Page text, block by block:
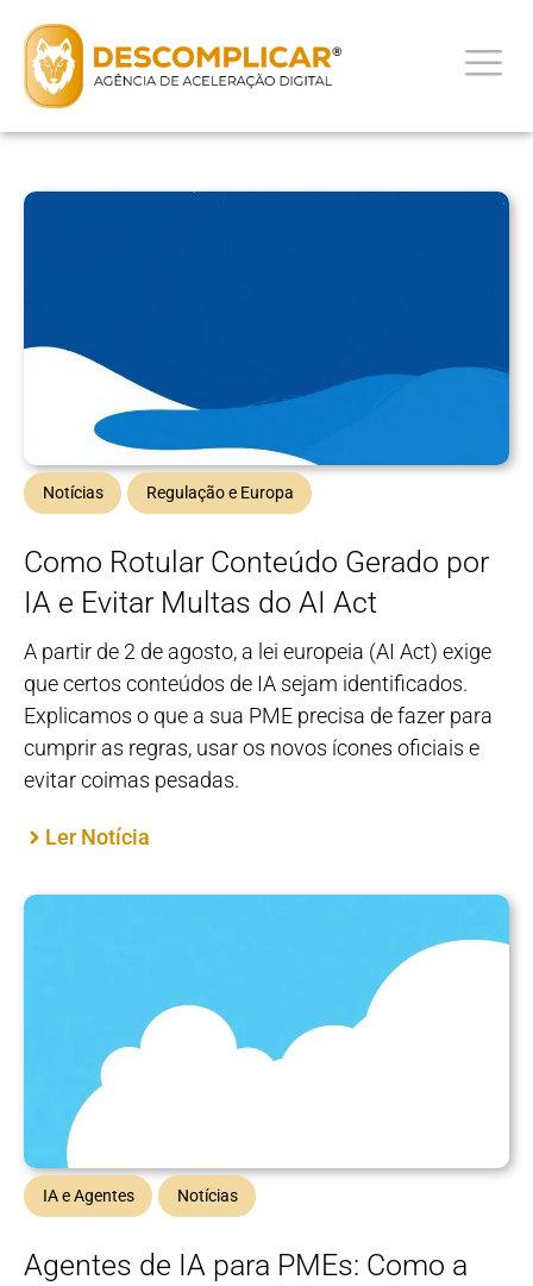
Notícias Regulação e Europa
Como Rotular Conteúdo Gerado por
IA e Evitar Multas do AI Act
A partir de 2 de agosto, a lei europeia (AI Act) exige
que certos conteúdos de IA sejam identificados.
Explicamos o que a sua PME precisa de fazer para
cumprir as regras, usar os novos ícones oficiais e
evitar coimas pesadas.
Ler Notícia
IA e Agentes Notícias
Agentes de IA para PMEs: Como a